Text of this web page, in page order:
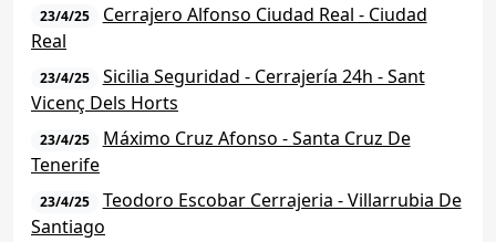
23/4/25
Cerrajero Alfonso Ciudad Real - Ciudad
Real
23/4/25
Sicilia Seguridad - Cerrajería 24h - Sant
Vicenç Dels Horts
23/4/25
Máximo Cruz Afonso - Santa Cruz De
Tenerife
23/4/25
Teodoro Escobar Cerrajeria - Villarrubia De
Santiago